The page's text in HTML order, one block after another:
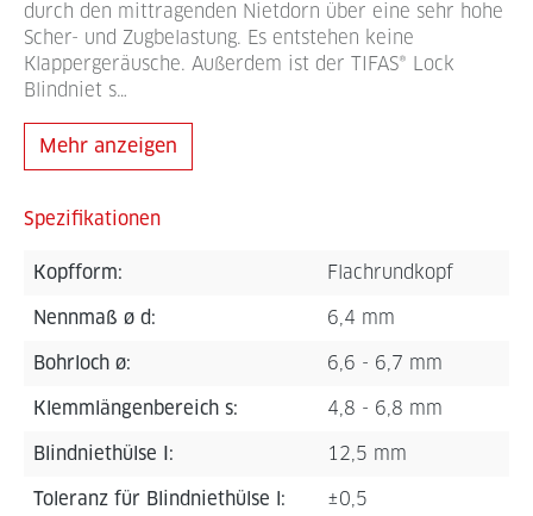
durch den mittragenden Nietdorn über eine sehr hohe
Scher- und Zugbelastung. Es entstehen keine
Klappergeräusche. Außerdem ist der TIFAS® Lock
Blindniet s…
Mehr anzeigen
Spezifikationen
Kopfform: Flachrundkopf
Nennmaß ø d: 6,4 mm
Bohrloch ø: 6,6 - 6,7 mm
Klemmlängenbereich s: 4,8 - 6,8 mm
Blindniethülse I: 12,5 mm
Toleranz für Blindniethülse l: ±0,5